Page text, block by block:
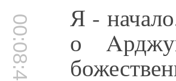
00:08:43 Я -
о